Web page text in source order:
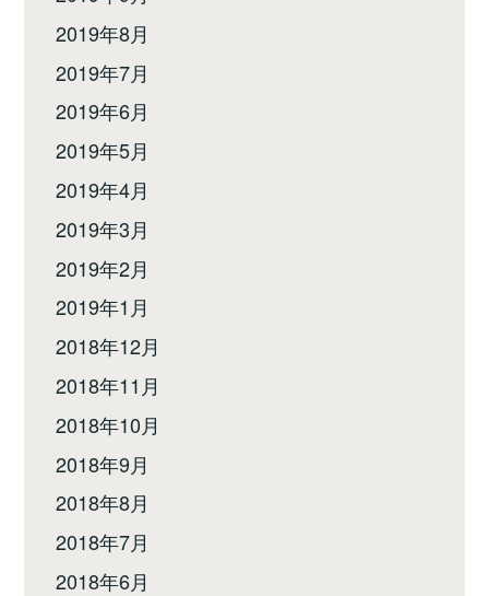
2019年8月
2019年7月
2019年6月
2019年5月
2019年4月
2019年3月
2019年2月
2019年1月
2018年12月
2018年11月
2018年10月
2018年9月
2018年8月
2018年7月
2018年6月